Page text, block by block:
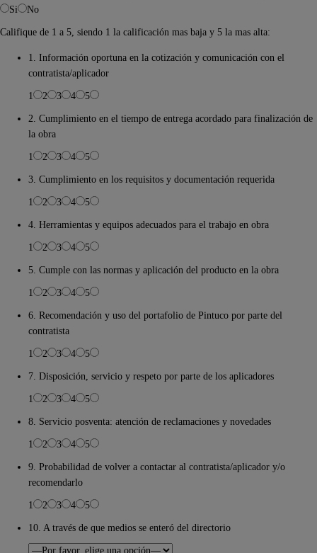
Si
No
Califique de 1 a 5, siendo 1 la calificación mas baja y 5 la mas alta:
1. Información oportuna en la cotización y comunicación con el
contratista/aplicador
1
2 3 4
5
2. Cumplimiento en el tiempo de entrega acordado para finalización de
la obra
1
2 3 4
5
3. Cumplimiento en los requisitos y documentación requerida
1
2 3 4
5
4. Herramientas y equipos adecuados para el trabajo en obra
1
2 3 4
5
5. Cumple con las normas y aplicación del producto en la obra
1
2 3 4
5
6. Recomendación y uso del portafolio de Pintuco por parte del
contratista
1
2 3 4
5
7. Disposición, servicio y respeto por parte de los aplicadores
1
2 3 4
5
8. Servicio posventa: atención de reclamaciones y novedades
1
2 3 4
5
9. Probabilidad de volver a contactar al contratista/aplicador y/o
recomendarlo
1
2 3 4
5
10. A través de que medios se enteró del directorio